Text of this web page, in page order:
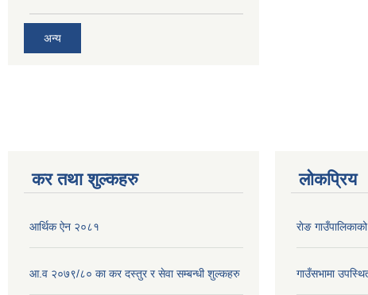
अन्य
कर तथा शुल्कहरु
आर्थिक ऐन २०८१
आ.व २०७९/८० का कर दस्तुर र सेवा सम्बन्धी शुल्कहरु
लोकप्रिय
राेङ
गाउँसभामा